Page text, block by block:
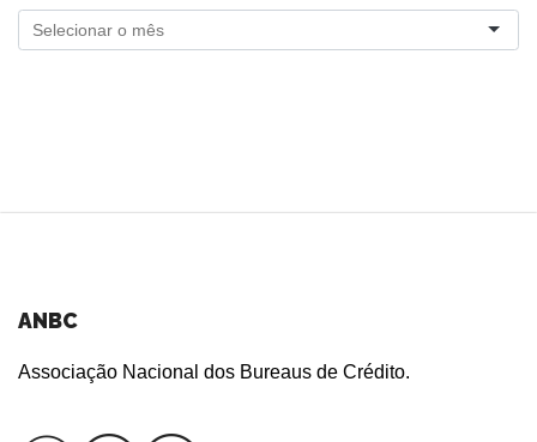
ANBC
Associação Nacional dos Bureaus de Crédito.